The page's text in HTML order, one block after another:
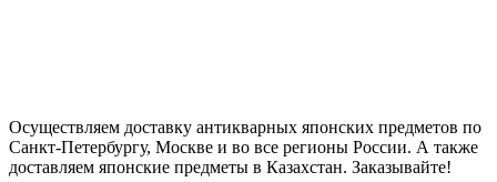
Осуществляем доставку антикварных японских предметов по
Санкт-Петербургу, Москве и во все регионы России. А также
доставляем японские предметы в Казахстан. Заказывайте!